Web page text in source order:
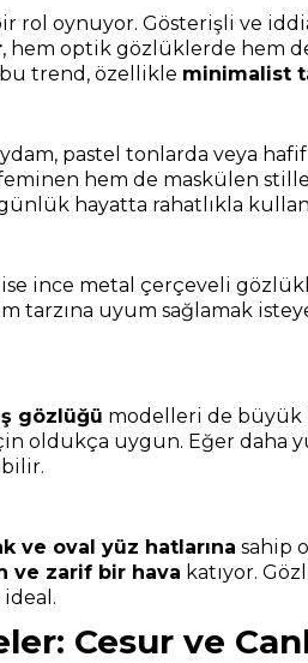
oynuyor. Gösterişli ve
, hem optik gözlüklerde hem
trend, özellikle minimalist
pastel tonlarda veya
hem de maskülen
hayatta rahatlıkla
ince metal çerçeveli
tarzına uyum sağlamak
gözlüğü modelleri de
oldukça uygun. Eğer daha
ve oval yüz hatlarına sahip
ve zarif bir hava katıyor.
Cesur ve